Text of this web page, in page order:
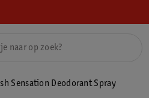
Sensation Deodorant Spray